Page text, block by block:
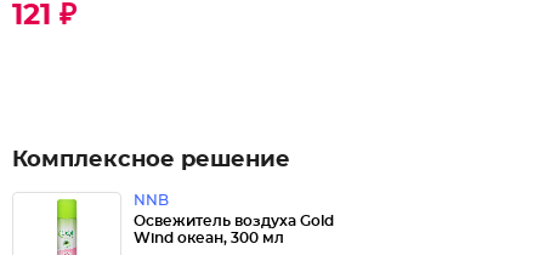
121 ₽
Комплексное решение
NNB
Освежитель воздуха Gold
Wind океан, 300 мл